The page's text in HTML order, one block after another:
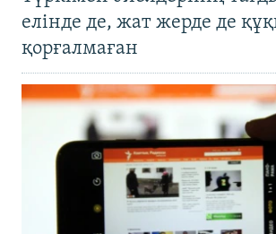
елінде де, жат жерде де
қорғалмаған